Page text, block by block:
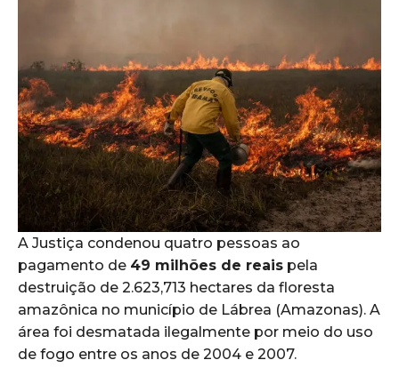
A Justiça condenou quatro pessoas ao
pagamento de 49 milhões de reais pela
destruição de 2.623,713 hectares da floresta
amazônica no município de Lábrea (Amazonas). A
área foi desmatada ilegalmente por meio do uso
de fogo entre os anos de 2004 e 2007.